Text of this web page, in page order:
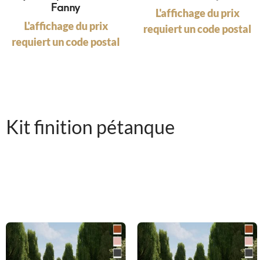
Fanny
L'affichage du prix
requiert un code postal
L'affichage du prix
requiert un code postal
Kit finition pétanque